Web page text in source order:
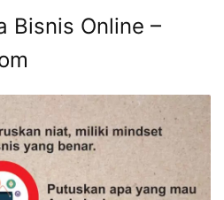
Bisnis Online –